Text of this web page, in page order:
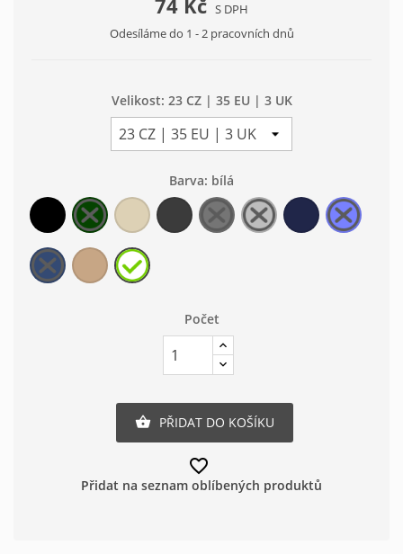
74 Kč S DPH
Odesíláme do 1 - 2 pracovních dnů
Velikost: 23 CZ | 35 EU | 3 UK
Barva: bílá
černá zelená
béžová
šedá
šedá
šedá
modrámodrá
modrá
béžovábílá
Počet
 PŘIDAT DO KOŠÍKU
favorite_border
Přidat na seznam oblíbených produktů